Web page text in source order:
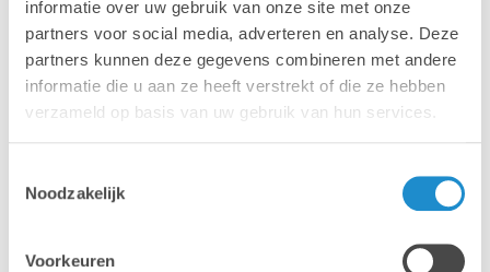
informatie over uw gebruik van onze site met onze
partners voor social media, adverteren en analyse. Deze
partners kunnen deze gegevens combineren met andere
informatie die u aan ze heeft verstrekt of die ze hebben
verzameld op basis van uw gebruik van hun services.
Noodzakelijk
Voorkeuren
Accessoires